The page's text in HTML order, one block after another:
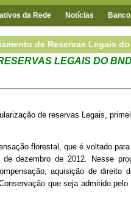
da Rede Notícias
de Reservas Legais do
LEGAIS DO
de reservas Legais,
florestal, que é voltado
dezembro de 2012. Nesse
aquisição de direito
que seja admitido